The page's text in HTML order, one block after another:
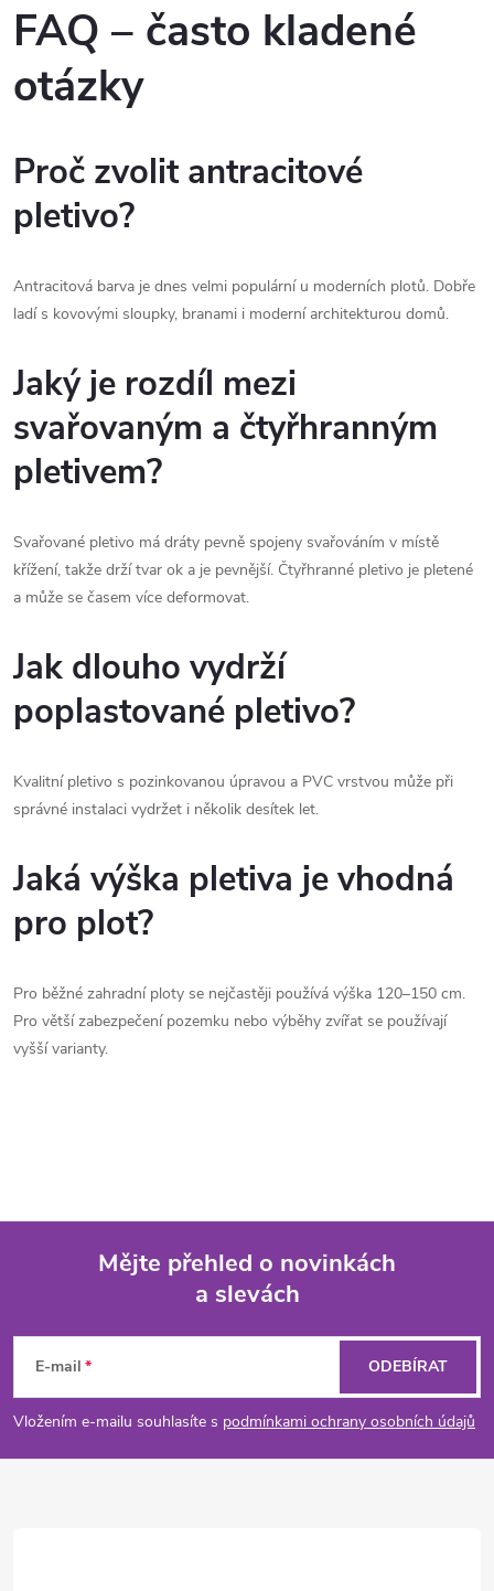
FAQ – často kladené
otázky
Proč zvolit antracitové
pletivo?
Antracitová barva je dnes velmi populární u moderních plotů. Dobře
ladí s kovovými sloupky, branami i moderní architekturou domů.
Jaký je rozdíl mezi
svařovaným a čtyřhranným
pletivem?
Svařované pletivo má dráty pevně spojeny svařováním v místě
křížení, takže drží tvar ok a je pevnější. Čtyřhranné pletivo je pletené
a může se časem více deformovat.
Jak dlouho vydrží
poplastované pletivo?
Kvalitní pletivo s pozinkovanou úpravou a PVC vrstvou může při
správné instalaci vydržet i několik desítek let.
Jaká výška pletiva je vhodná
pro plot?
Pro běžné zahradní ploty se nejčastěji používá výška 120–150 cm.
Pro větší zabezpečení pozemku nebo výběhy zvířat se používají
vyšší varianty.
p
a
Mějte přehled o novinkách
a slevách
E-mail
Vložením e-mailu souhlasíte s podmínkami ochrany osobních údajů
ODEBÍRAT